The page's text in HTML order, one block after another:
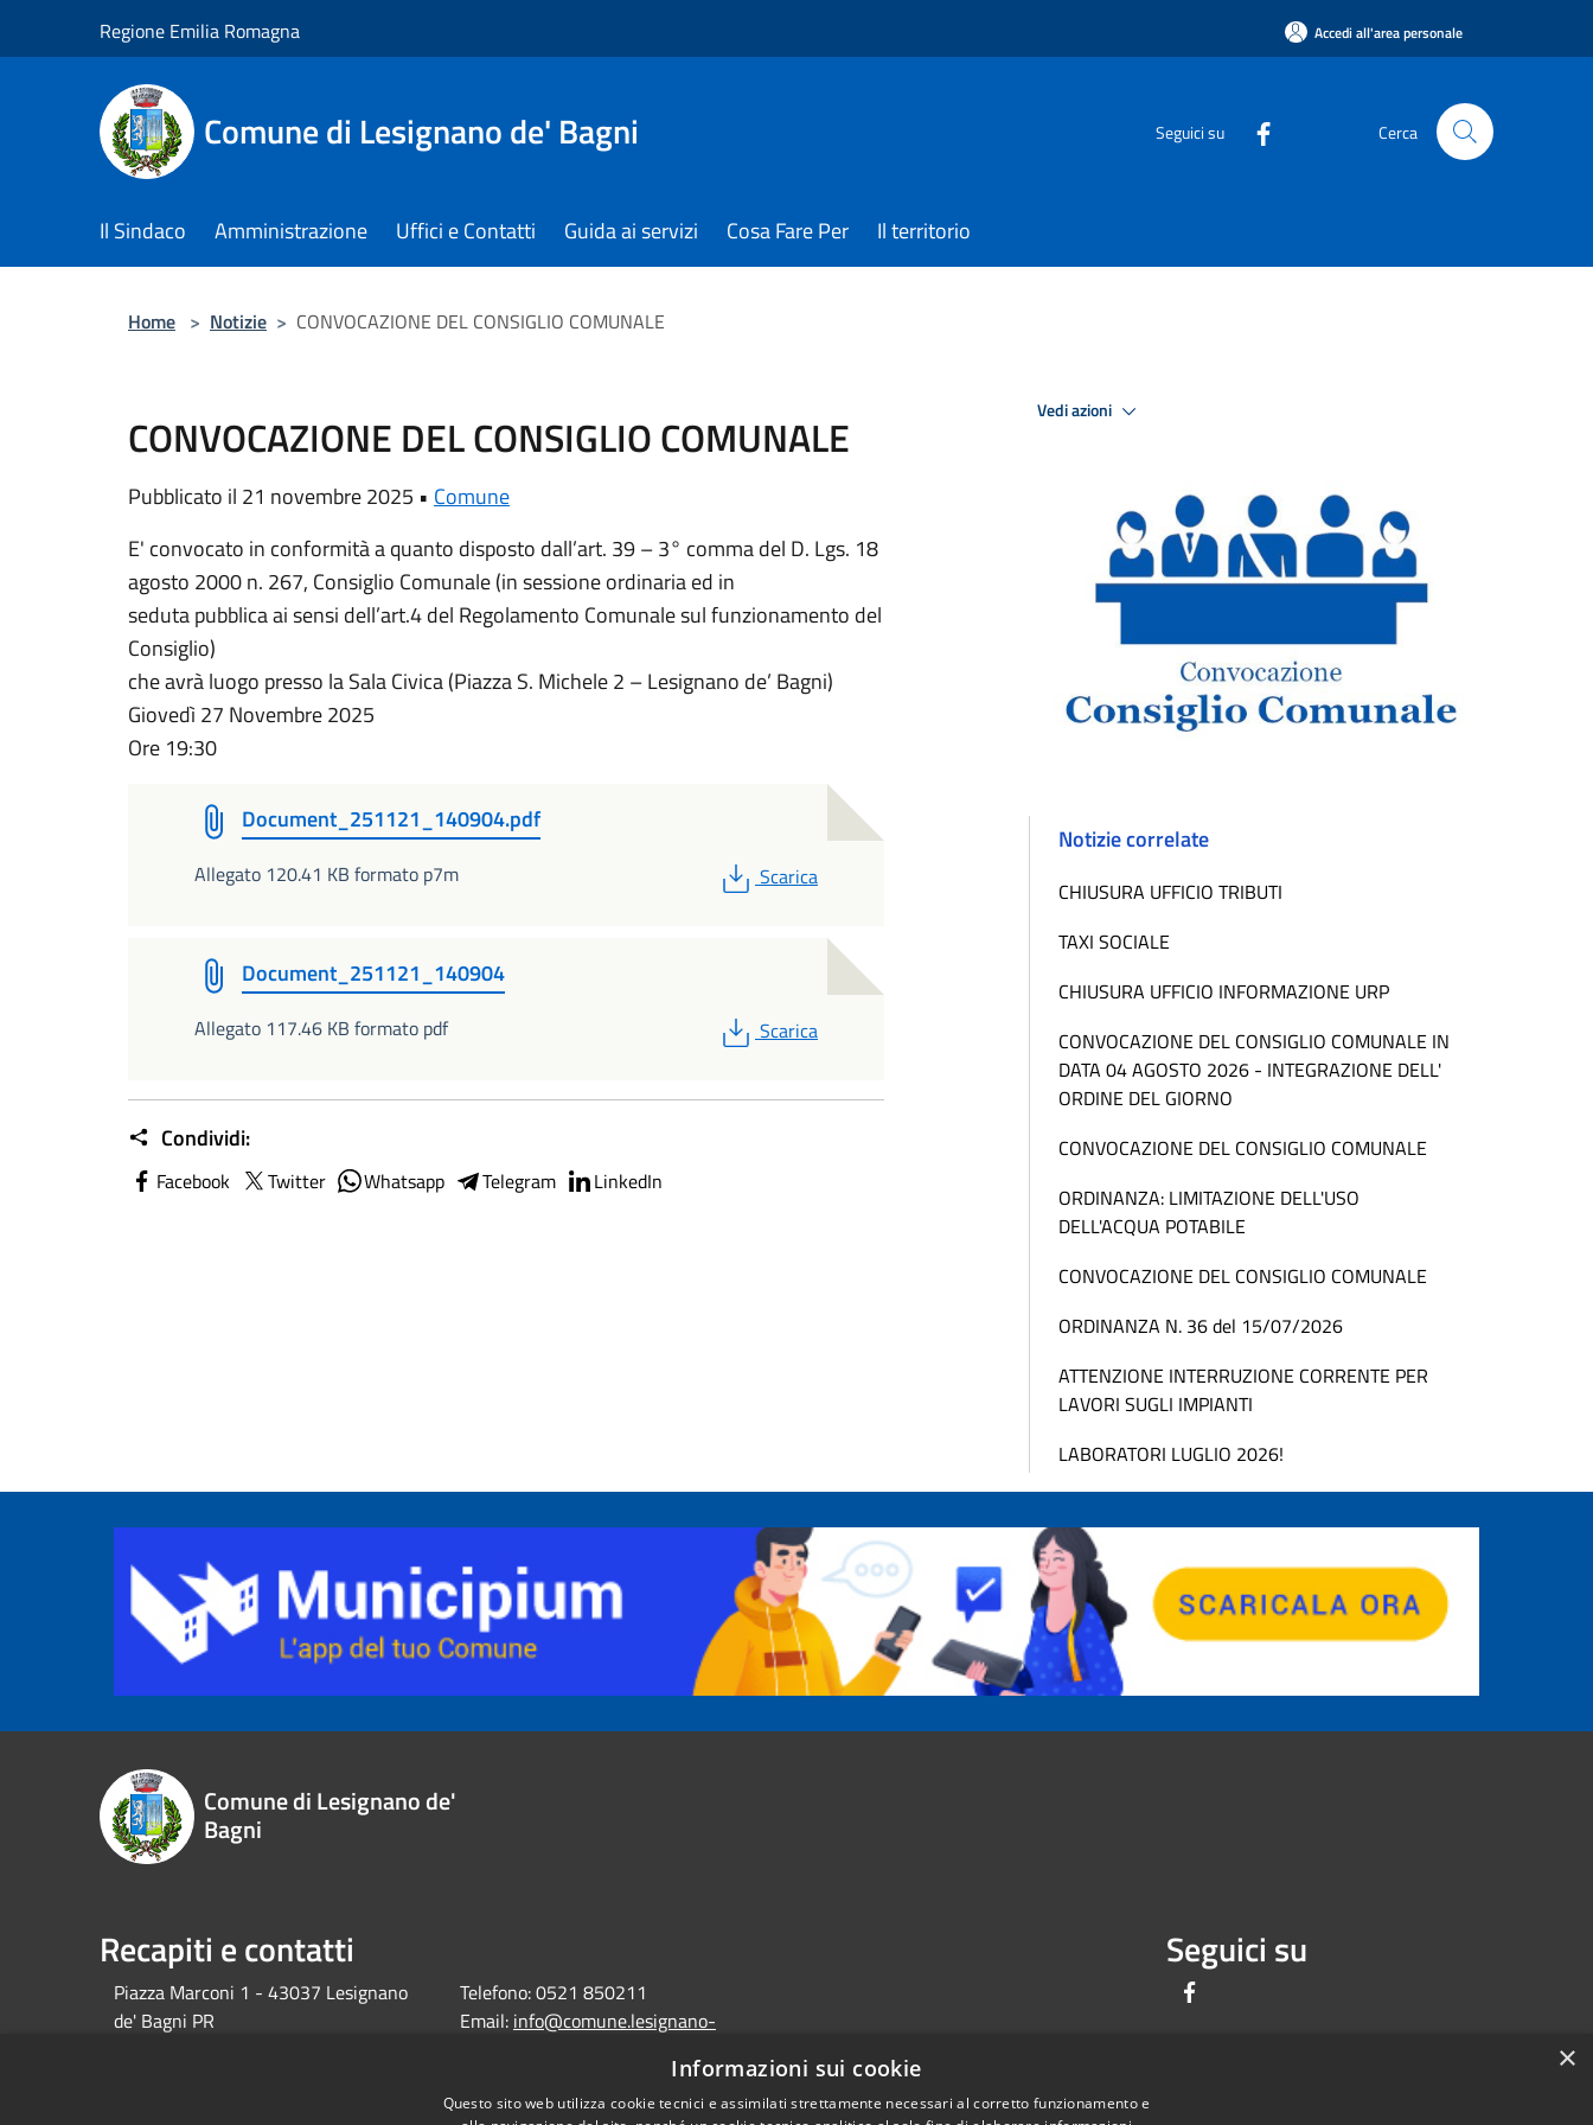
Regione Emilia Romagna Accedi all'area personale
Comune di Lesignano de' Bagni Seguici su Cerca
Il Sindaco Amministrazione Uffici e Contatti Guida ai servizi Cosa Fare Per Il territorio
Home > Notizie > CONVOCAZIONE DEL CONSIGLIO COMUNALE
CONVOCAZIONE DEL CONSIGLIO COMUNALE
Pubblicato il 21 novembre 2025 • Comune
E' convocato in conformità a quanto disposto dall’art. 39 – 3° comma del D. Lgs. 18
agosto 2000 n. 267, Consiglio Comunale (in sessione ordinaria ed in
seduta pubblica ai sensi dell’art.4 del Regolamento Comunale sul funzionamento del
Consiglio)
che avrà luogo presso la Sala Civica (Piazza S. Michele 2 – Lesignano de’ Bagni)
Giovedì 27 Novembre 2025
Ore 19:30
Document_251121_140904.pdf
Allegato 120.41 KB formato p7m PDF
Scarica
Document_251121_140904
Allegato 117.46 KB formato pdf PDF
Scarica
Condividi:
Facebook Twitter Whatsapp Telegram LinkedIn
Vedi azioni
Notizie correlate
CHIUSURA UFFICIO TRIBUTI
TAXI SOCIALE
CHIUSURA UFFICIO INFORMAZIONE URP
CONVOCAZIONE DEL CONSIGLIO COMUNALE IN
DATA 04 AGOSTO 2026 - INTEGRAZIONE DELL'
ORDINE DEL GIORNO
CONVOCAZIONE DEL CONSIGLIO COMUNALE
ORDINANZA: LIMITAZIONE DELL'USO
DELL'ACQUA POTABILE
CONVOCAZIONE DEL CONSIGLIO COMUNALE
ORDINANZA N. 36 del 15/07/2026
ATTENZIONE INTERRUZIONE CORRENTE PER
LAVORI SUGLI IMPIANTI
LABORATORI LUGLIO 2026!
Comune di Lesignano de'
Bagni
Recapiti e contatti
Piazza Marconi 1 - 43037 Lesignano
de' Bagni PR
Telefono:0521 850211
Email: info@comune.lesignano-
protocollo@postacert.comune.lesignano-
Seguici su
×
Informazioni sui cookie
Questo sito web utilizza cookie tecnici e assimilati strettamente necessari al corretto funzionamento e